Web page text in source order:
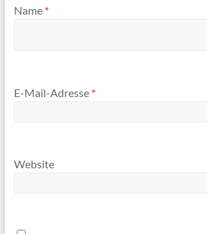
Name *
E-Mail-Adresse *
Website